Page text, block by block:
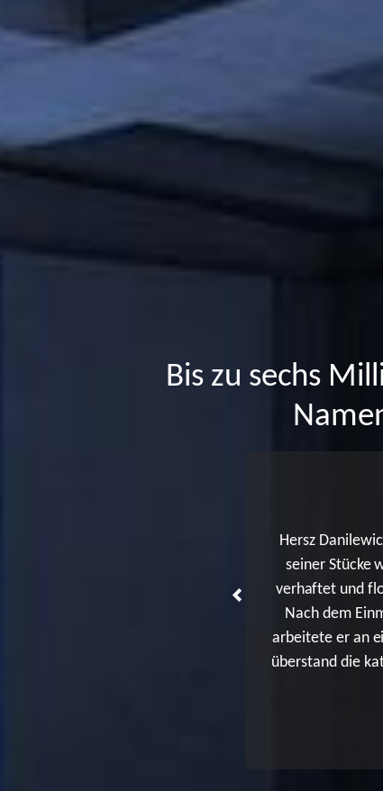
Bis zu sechs
Hersz
seiner Stücke
verhaftet und
Nach dem
arbeitete er an
überstand die